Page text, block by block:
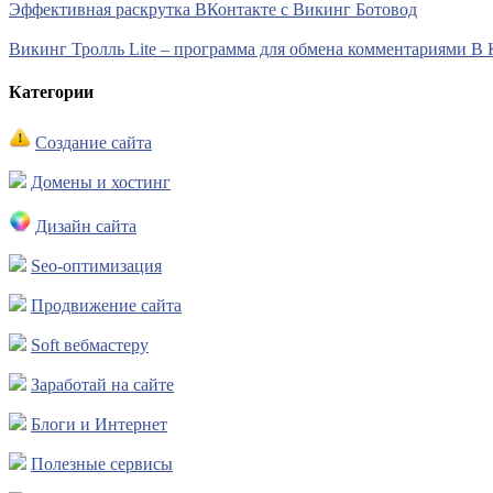
Эффективная раскрутка ВКонтакте с Викинг Ботовод
Викинг Тролль Lite – программа для обмена комментариями В
Категории
Создание сайта
Домены и хостинг
Дизайн сайта
Seo-оптимизация
Продвижение сайта
Soft вебмастеру
Заработай на сайте
Блоги и Интернет
Полезные сервисы